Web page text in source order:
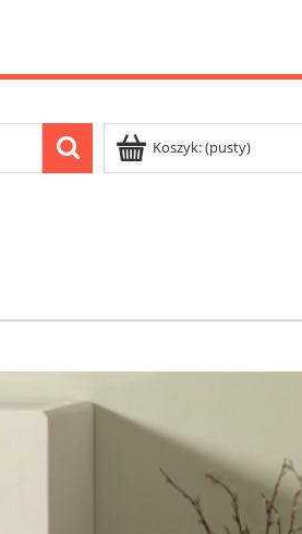
Koszyk:(pusty)